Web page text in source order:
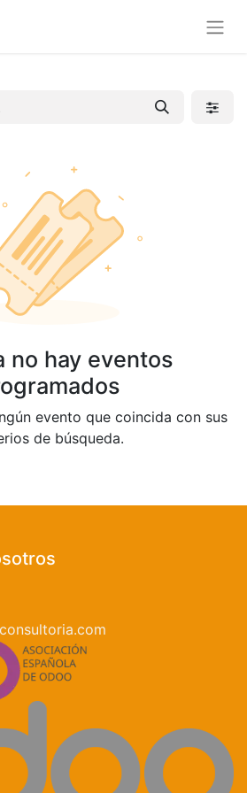
no hay eventos
evento que coincida con sus
de búsqueda.